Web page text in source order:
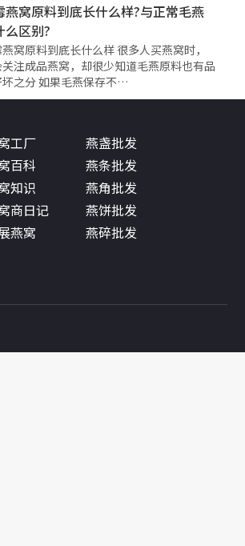
燕窝原料到底长什么样?与正常毛燕
么区别?
窝原料到底长什么样 很多人买燕窝时，
关注成品燕窝，却很少知道毛燕原料也有品
坏之分 如果毛燕保存不…
工厂
百科
知识
商日记
燕窝
燕盏批发
燕条批发
燕角批发
燕饼批发
燕碎批发